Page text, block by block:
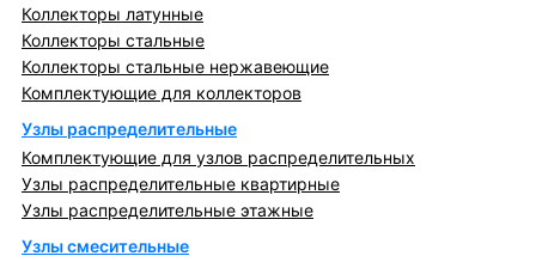
Коллекторы латунные
Коллекторы стальные
Коллекторы стальные нержавеющие
Комплектующие для коллекторов
Узлы распределительные
Комплектующие для узлов распределительных
Узлы распределительные квартирные
Узлы распределительные этажные
Узлы смесительные